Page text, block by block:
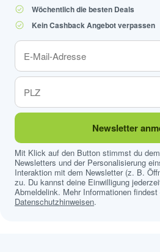
Wöchentlich die besten Deals
Kein Cashback Angebot verpassen
Newsletter
Mit Klick auf den Button stimmst du
Newsletters und der Personalisierung
Interaktion mit dem Newsletter (z. B.
zu. Du kannst deine Einwilligung
Abmeldelink. Mehr Informationen
Datenschutzhinweisen.